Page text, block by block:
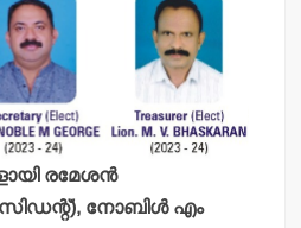
രമേശന്‍
നോബിള്‍ എം